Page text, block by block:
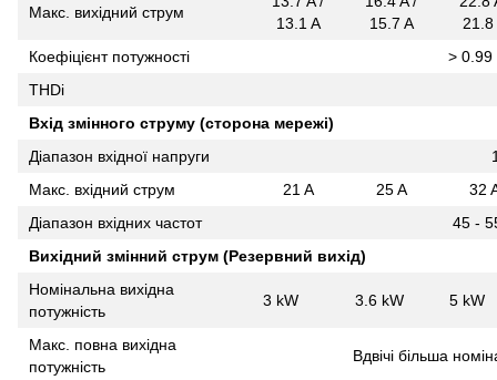
Макс. вихідний струм
13.1 A
15.7 A
21.8
Коефіцієнт потужності
> 0.99
THDi
Вхід змінного струму (сторона мережі)
Діапазон вхідної напруги
Макс. вхідний струм
21 A 25 A
32
Діапазон вхідних частот
45 -
Вихідний змінний струм (Резервний вихід)
Номінальна вихідна
потужність
3 kW 3.6 kW 5 kW
Макс. повна вихідна
потужність
Вдвічі більша